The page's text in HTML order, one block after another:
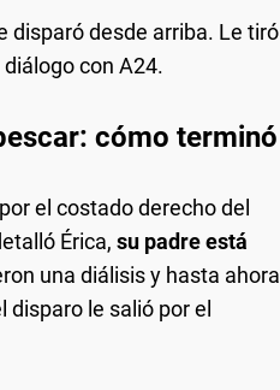
disparó desde arriba. Le tiró
con A24.
cómo terminó
el costado derecho del
Érica, su padre está
una diálisis y hasta ahora
le salió por el